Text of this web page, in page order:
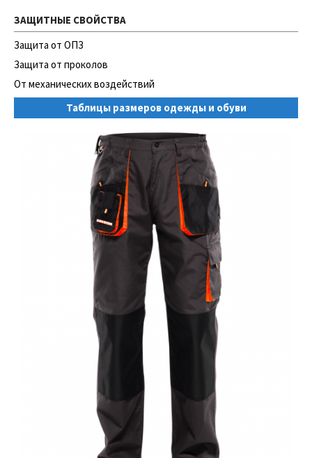
ЗАЩИТНЫЕ СВОЙСТВА
Защита от ОПЗ
Защита от проколов
От механических воздействий
Таблицы размеров одежды и обуви